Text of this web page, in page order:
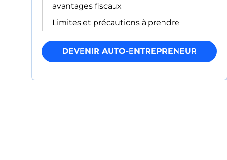
avantages fiscaux
Limites et précautions à prendre
DEVENIR AUTO-ENTREPRENEUR